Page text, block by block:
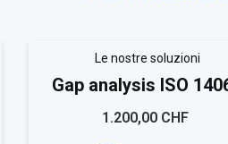
Le nostre soluzioni
Gap analysis ISO
1.200,00 CHF